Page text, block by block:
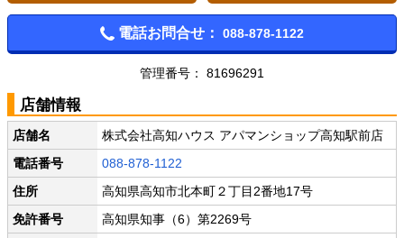
電話お問合せ： 088-878-1122
管理番号： 81696291
店舗情報
店舗名
株式会社高知ハウス アパマンショップ高知駅前店
電話番号
088-878-1122
住所
高知県高知市北本町２丁目2番地17号
免許番号
高知県知事（6）第2269号